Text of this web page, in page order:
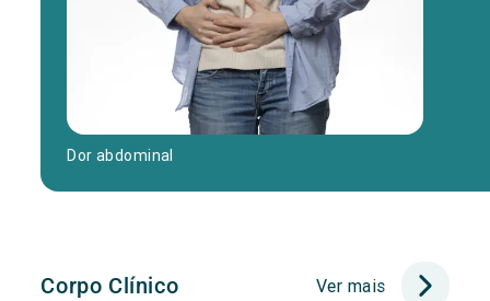
Dor abdominal
Corpo Clínico Ver mais